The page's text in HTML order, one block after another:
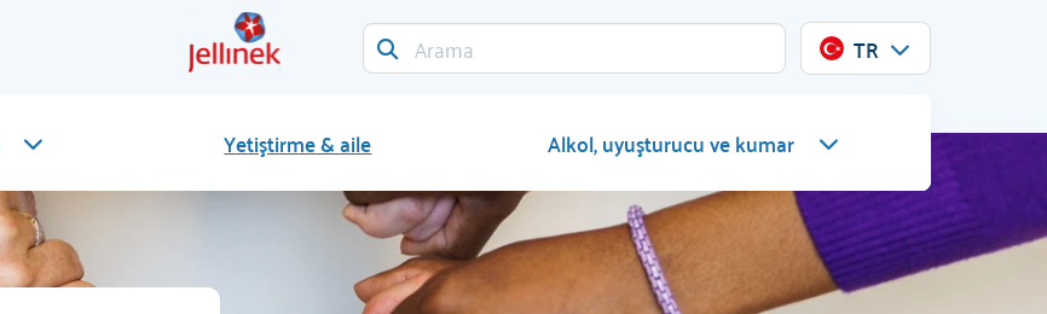
TR
Yetiştirme & aile Alkol, uyuşturucu ve kumar